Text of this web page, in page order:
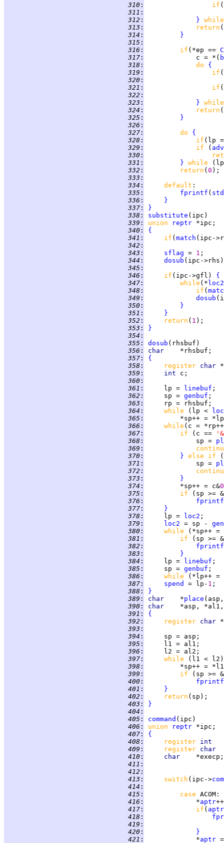
310 : if (
311 :
312 : } while
313 : return (
314 :
}
315 :
316 : if (*ep ==
317 :
             c = *(
318 : do {
319 :
if
320 :
321 : if (
322 :
323 : } while
324 : return (
325 :
}
326 :
327 : do {
328 : if (lp
329 : if (
330 :
331 : } while
332 : return ( 0
333 :
334 : default
335 : fprintf (
336 :
}
337 :
}
338 : substitute
339 : union reptr
340 :
{
341 : if ( match (ipc-
342 :
343 : sflag = 1
344 :
dosub
345 :
346 : if (ipc->gfl) {
347 : while (* loc2
348 : if (
349 :
dosub
350 :
}
351 :
}
352 : return ( 1
353 :
}
354 :
355 : dosub
356 : char
357 :
{
358 : register char
359 : int
360 :
361 :
     lp =
linebuf
362 :
     sp =
genbuf
363 :
364 : while (lp <
365 :
366 : while (c =
367 : if (c ==
368 :
             sp =
369 :
370 : } else if
371 :
             sp =
372 :
373 :
}
374 :
         *sp++ = c&
375 : if
(sp >= &
376 :
fprintf
377 :
}
378 :
     lp =
loc2
379 : loc2 = sp -
380 :
while
381 : if
(sp >= &
382 :
fprintf
383 :
}
384 :
     lp =
linebuf
385 :
     sp =
genbuf
386 :
while
387 : spend = lp- 1
388 :
}
389 : char
    *
place
390 :
char
391 :
{
392 : register char
393 :
394 :
395 :
396 :
397 : while
(l1 <
398 :
399 : if
(sp >= &
400 :
fprintf
401 :
}
402 : return
403 :
}
404 :
405 : command
406 : union reptr
407 :
{
408 : register
409 : register
410 :
char
411 :
412 :
413 : switch (ipc->
414 :
415 : case ACOM
416 :
             *
aptr
417 : if ( aptr
418 :
419 :
420 :
}
421 :
             *
aptr